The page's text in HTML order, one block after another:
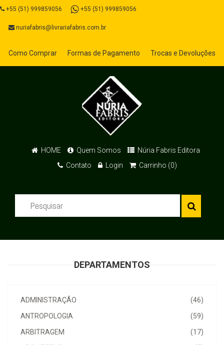
+55 (51) 999859056 +55 (51) 999859056
nuriafabris@livrariafabris.com.br
Como Comprar Formas de Pagamento Trocas e Devoluções
HOME Quem Somos
Núria Fabris Editora
Contato
Login Carrinho (0)
DEPARTAMENTOS
(46)
ADMINISTRAÇÃO
(59)
ANTROPOLOGIA
(17)
ARBITRAGEM